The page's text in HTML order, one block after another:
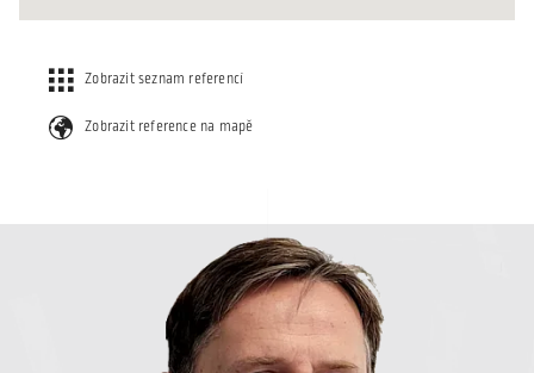
Zobrazit seznam referencí
Zobrazit reference na mapě